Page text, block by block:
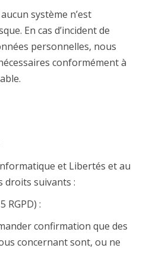
système n’est
En cas d’incident de
personnelles, nous
conformément à
et Libertés et au
droits suivants :
RGPD) :
confirmation que des
concernant sont, ou ne